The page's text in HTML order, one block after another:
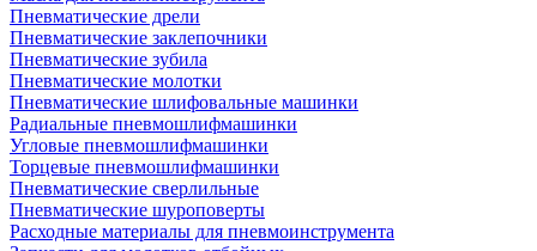
Пневматические дрели
Пневматические заклепочники
Пневматические зубила
Пневматические молотки
Пневматические шлифовальные машинки
Радиальные пневмошлифмашинки
Угловые пневмошлифмашинки
Торцевые пневмошлифмашинки
Пневматические сверлильные
Пневматические шуроповерты
Расходные материалы для пневмоинструмента